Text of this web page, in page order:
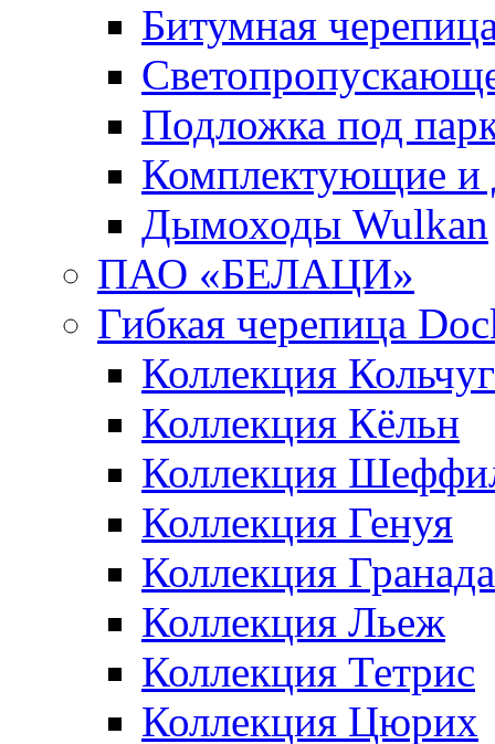
Битумная
Подложка под
Комплектующие и
Дымоходы Wulkan
ПАО «БЕЛАЦИ»
Гибкая черепица
Коллекция
Коллекция Кёльн
Коллекция
Коллекция Генуя
Коллекция Гранада
Коллекция Льеж
Коллекция Тетрис
Коллекция Цюрих